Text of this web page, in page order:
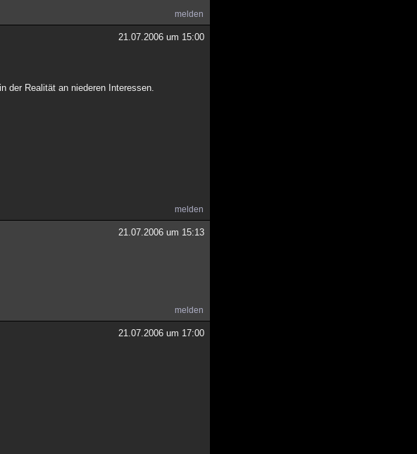
melden
21.07.2006 um 15:00
der Realität an niederen Interessen.
melden
21.07.2006 um 15:13
melden
21.07.2006 um 17:00